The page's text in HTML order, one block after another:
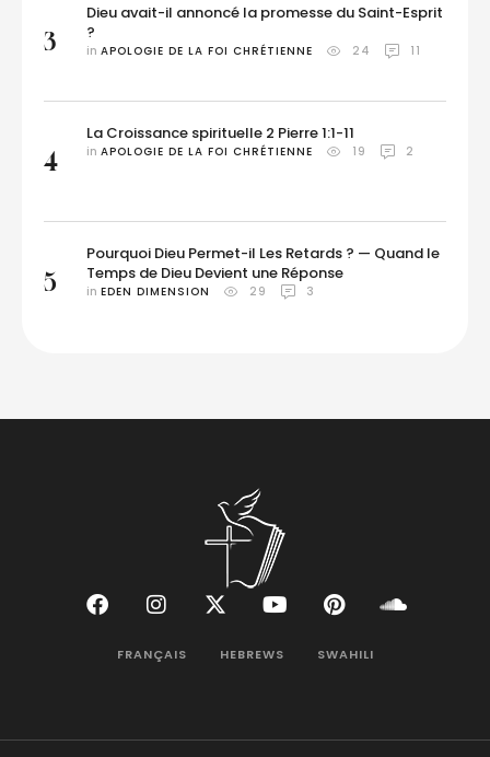
3
Dieu avait-il annoncé la promesse du Saint-Esprit
?
in APOLOGIE DE LA FOI CHRÉTIENNE 24 11
4
La Croissance spirituelle 2 Pierre 1:1-11
in APOLOGIE DE LA FOI CHRÉTIENNE 19 2
5
Pourquoi Dieu Permet-il Les Retards ? — Quand le
Temps de Dieu Devient une Réponse
in EDEN DIMENSION 29 3
FRANÇAIS HEBREWS SWAHILI